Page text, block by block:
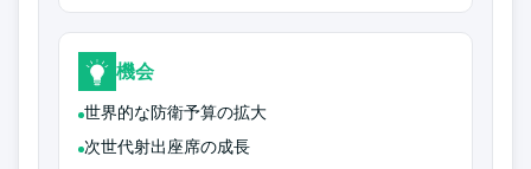
機会
世界的な防衛予算の拡大
次世代射出座席の成長